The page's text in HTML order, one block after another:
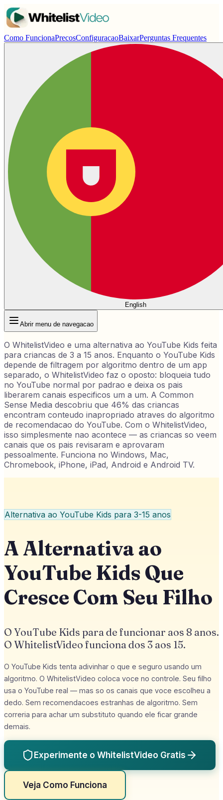
Como FuncionaPrecosConfiguracaoBaixarPerguntas Frequentes
English
Abrir menu de navegacao
O WhitelistVideo e uma alternativa ao YouTube Kids feita
para criancas de 3 a 15 anos. Enquanto o YouTube Kids
depende de filtragem por algoritmo dentro de um app
separado, o WhitelistVideo faz o oposto: bloqueia tudo
no YouTube normal por padrao e deixa os pais
liberarem canais especificos um a um. A Common
Sense Media descobriu que 46% das criancas
encontram conteudo inapropriado atraves do algoritmo
de recomendacao do YouTube. Com o WhitelistVideo,
isso simplesmente nao acontece — as criancas so veem
canais que os pais revisaram e aprovaram
pessoalmente. Funciona no Windows, Mac,
Chromebook, iPhone, iPad, Android e Android TV.
Alternativa ao YouTube Kids para 3-15 anos
A Alternativa ao
YouTube Kids Que
Cresce Com Seu Filho
O YouTube Kids para de funcionar aos 8 anos.
O WhitelistVideo funciona dos 3 aos 15.
O YouTube Kids tenta adivinhar o que e seguro usando um
algoritmo. O WhitelistVideo coloca voce no controle. Seu filho
usa o YouTube real — mas so os canais que voce escolheu a
dedo. Sem recomendacoes estranhas de algoritmo. Sem
correria para achar um substituto quando ele ficar grande
demais.
Experimente o WhitelistVideo Gratis
Veja Como Funciona